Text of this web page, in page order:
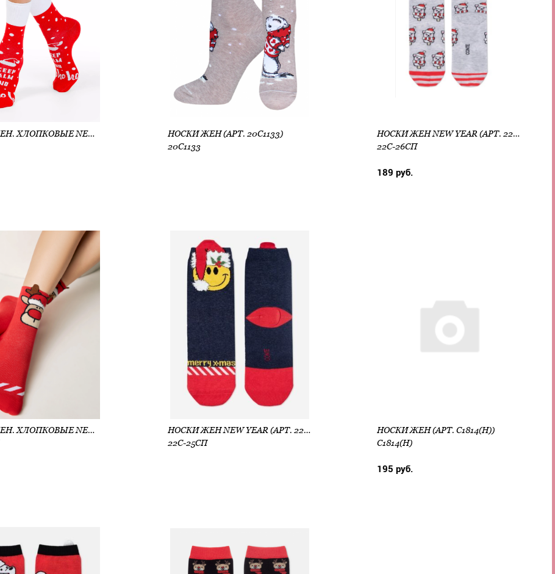
НОСКИ ЖЕН. ХЛОПКОВЫЕ NEW YEAR (АРТ. 20С-61СП)
НОСКИ ЖЕН (АРТ. 20С1133)
20С1133
НОСКИ ЖЕН NEW YEAR (АРТ. 22С-26СП)
22С-26СП
189 руб.
НОСКИ ЖЕН. ХЛОПКОВЫЕ NEW YEAR (АРТ. 20С-34СП)
НОСКИ ЖЕН NEW YEAR (АРТ. 22С-25СП)
22С-25СП
НОСКИ ЖЕН (АРТ. С1814(Н))
С1814(Н)
195 руб.